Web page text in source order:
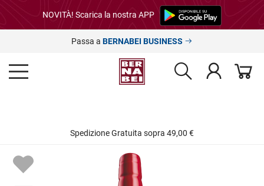
NOVITÀ! Scarica la nostra APP
Passa a BERNABEI BUSINESS
Spedizione Gratuita sopra 49,00 €